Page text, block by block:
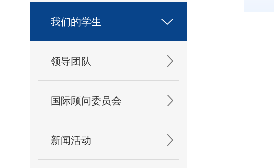
我们的学生
领导团队
国际顾问委员会
新闻活动